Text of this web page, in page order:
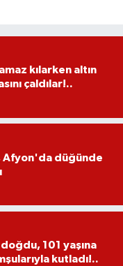
kılarken altın
çaldılar!..
Afyon'da düğünde
101 yaşına
kutladı!..